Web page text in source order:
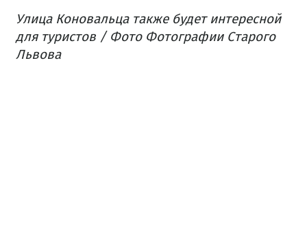
Улица Коновальца также будет интересной
для туристов / Фото Фотографии Старого
Львова